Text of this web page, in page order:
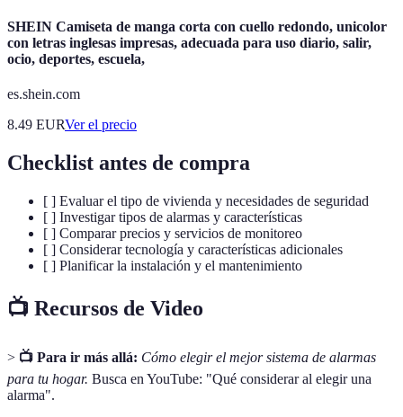
SHEIN Camiseta de manga corta con cuello redondo, unicolor
con letras inglesas impresas, adecuada para uso diario, salir,
ocio, deportes, escuela,
es.shein.com
8.49 EURVer el precio
Checklist antes de compra
[ ] Evaluar el tipo de vivienda y necesidades de seguridad
[ ] Investigar tipos de alarmas y características
[ ] Comparar precios y servicios de monitoreo
[ ] Considerar tecnología y características adicionales
[ ] Planificar la instalación y el mantenimiento
📺 Recursos de Video
> 📺 Para ir más allá: Cómo elegir el mejor sistema de alarmas
para tu hogar. Busca en YouTube: "Qué considerar al elegir una
alarma".